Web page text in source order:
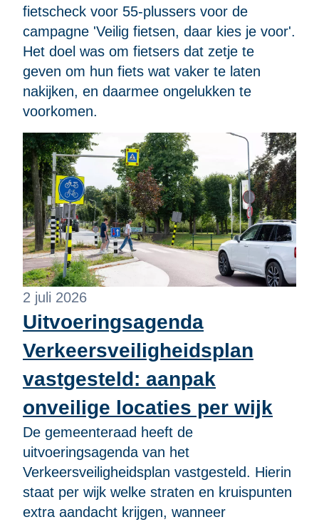
fietscheck voor 55-plussers voor de
campagne 'Veilig fietsen, daar kies je voor'.
Het doel was om fietsers dat zetje te
geven om hun fiets wat vaker te laten
nakijken, en daarmee ongelukken te
voorkomen.
2 juli 2026
Uitvoeringsagenda
Verkeersveiligheidsplan
vastgesteld: aanpak
onveilige locaties per wijk
De gemeenteraad heeft de
uitvoeringsagenda van het
Verkeersveiligheidsplan vastgesteld. Hierin
staat per wijk welke straten en kruispunten
extra aandacht krijgen, wanneer